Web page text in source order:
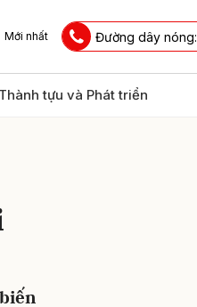
Mới nhất Đường dây nóng:
Thành tựu và Phát triển